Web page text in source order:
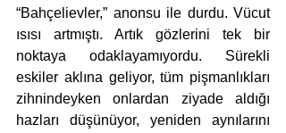
“Bahçelievler,” anonsu ile durdu. Vücut
ısısı artmıştı. Artık gözlerini tek bir
noktaya odaklayamıyordu. Sürekli
eskiler aklına geliyor, tüm pişmanlıkları
zihnindeyken onlardan ziyade aldığı
hazları düşünüyor, yeniden aynılarını